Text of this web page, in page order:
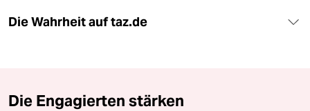
Die Wahrheit auf taz.de
Die Engagierten stärken